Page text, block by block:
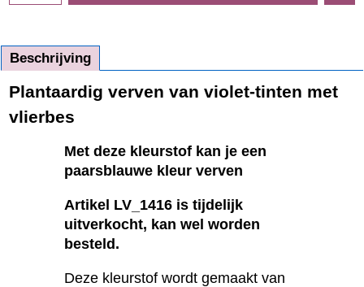
Beschrijving
Plantaardig verven van violet-tinten met
vlierbes
Met deze kleurstof kan je een
paarsblauwe kleur verven
Artikel LV_1416 is tijdelijk
uitverkocht, kan wel worden
besteld.
Deze kleurstof wordt gemaakt van